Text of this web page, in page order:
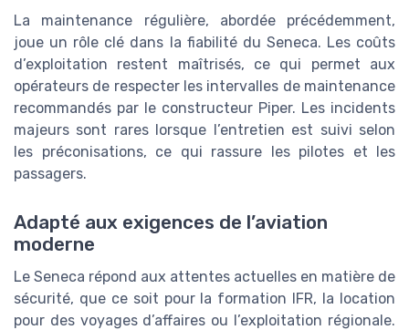
La maintenance régulière, abordée précédemment,
joue un rôle clé dans la fiabilité du Seneca. Les coûts
d’exploitation restent maîtrisés, ce qui permet aux
opérateurs de respecter les intervalles de maintenance
recommandés par le constructeur Piper. Les incidents
majeurs sont rares lorsque l’entretien est suivi selon
les préconisations, ce qui rassure les pilotes et les
passagers.
Adapté aux exigences de l’aviation
moderne
Le Seneca répond aux attentes actuelles en matière de
sécurité, que ce soit pour la formation IFR, la location
pour des voyages d’affaires ou l’exploitation régionale.